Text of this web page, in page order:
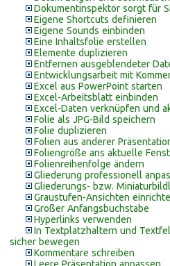
Dokumentinspektor sorgt für
Eigene Shortcuts definieren
Eigene Sounds einbinden
Eine Inhaltsfolie erstellen
Elemente duplizieren
Entfernen ausgeblendeter
Entwicklungsarbeit mit
Excel aus PowerPoint starten
Excel-Arbeitsblatt einbinden
Excel-Daten verknüpfen und
Folie als JPG-Bild speichern
Folie duplizieren
Folien aus anderer
Foliengröße ans aktuelle
Folienreihenfolge ändern
Gliederung professionell
Gliederungs- bzw.
Graustufen-Ansichten
Großer Anfangsbuchstabe
Hyperlinks verwenden
In Textplatzhaltern und
sicher bewegen
Kommentare schreiben